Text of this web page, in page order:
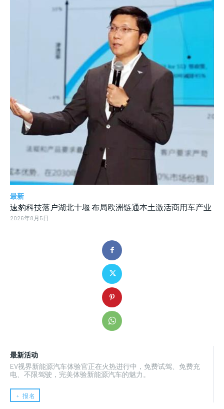
最新活动
EV视界新能源汽车体验官正在火热进行中，免费试驾、免费充
电、不限驾驶，完美体验新能源汽车的魅力。
﹢ 报名
最新
速豹科技落户湖北十堰 布局欧洲链通本土激活商用车产业
2026年8月5日